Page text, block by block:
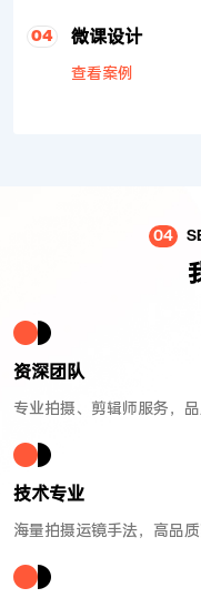
04 微课设计
查看案例
04
资深团队
专业拍摄、剪辑师服务，
技术专业
海量拍摄运镜手法，高品